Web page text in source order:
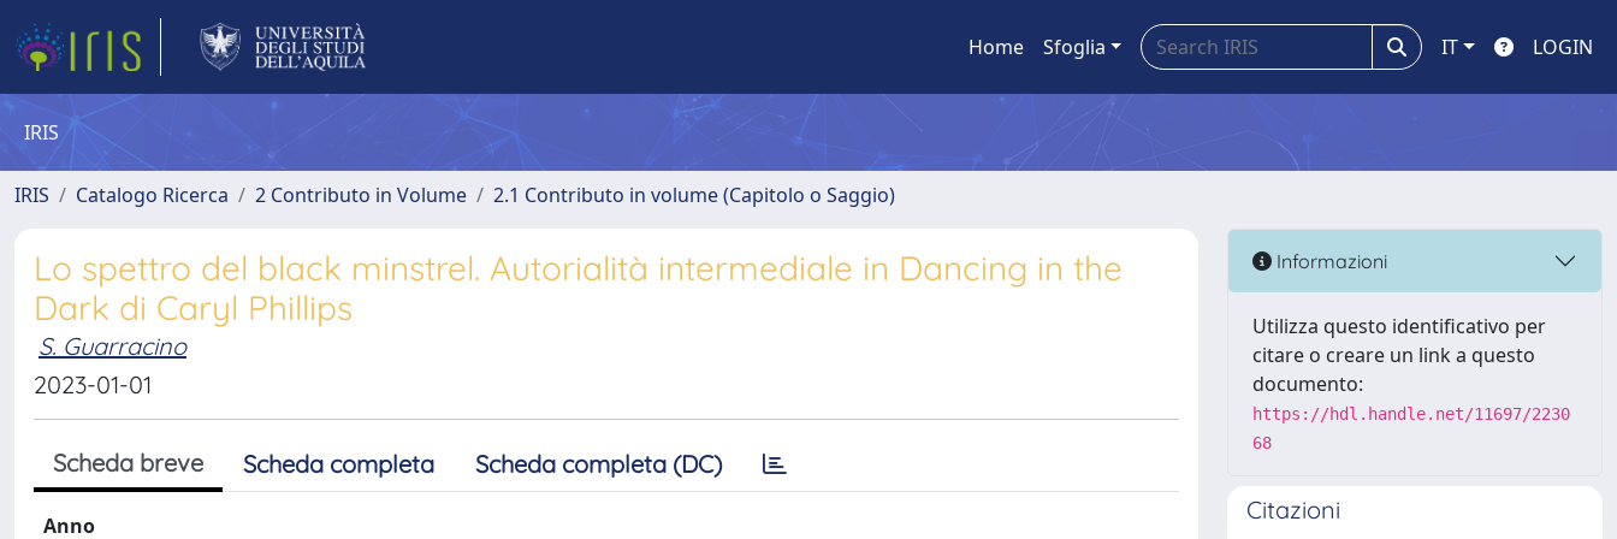
Home Sfoglia IT LOGIN
IRIS
IRIS Catalogo Ricerca 2 Contributo in Volume 2.1 Contributo in volume (Capitolo o Saggio)
Lo spettro del black minstrel. Autorialità intermediale in Dancing in the
Dark di Caryl Phillips
S. Guarracino
2023-01-01
Scheda breve Scheda completa Scheda completa (DC)
Anno
Informazioni
Utilizza questo identificativo per
citare o creare un link a questo
documento:
https://hdl.handle.net/11697/2230
68
Citazioni